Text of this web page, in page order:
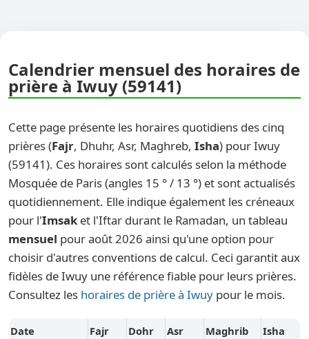
Calendrier mensuel des horaires de
prière à Iwuy (59141)
Cette page présente les horaires quotidiens des cinq
prières (Fajr, Dhuhr, Asr, Maghreb, Isha) pour Iwuy
(59141). Ces horaires sont calculés selon la méthode
Mosquée de Paris (angles 15 ° / 13 °) et sont actualisés
quotidiennement. Elle indique également les créneaux
pour l'Imsak et l'Iftar durant le Ramadan, un tableau
mensuel pour août 2026 ainsi qu'une option pour
choisir d'autres conventions de calcul. Ceci garantit aux
fidèles de Iwuy une référence fiable pour leurs prières.
Consultez les horaires de prière à Iwuy pour le mois.
Date Fajr Dohr Asr Maghrib
Isha